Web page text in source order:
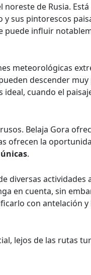
de Rusia.
y sus pintorescos
puede influir
meteorológicas
descender
cuando el
Belaja Gora
ofrecen la
.
diversas actividades
en cuenta, sin
con antelación
lejos de las rutas